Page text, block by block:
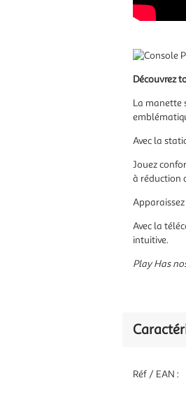
Découvrez
La manette
Avec la
Jouez
à réduction
Avec la
intuitive.
Play Has
Réf / EAN :